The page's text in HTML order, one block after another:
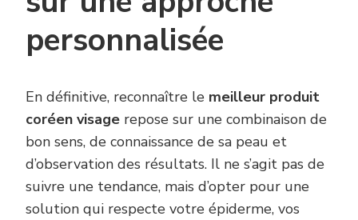
personnalisée
En définitive, reconnaître le meilleur produit
coréen visage repose sur une combinaison de
bon sens, de connaissance de sa peau et
d’observation des résultats. Il ne s’agit pas de
suivre une tendance, mais d’opter pour une
solution qui respecte votre épiderme, vos